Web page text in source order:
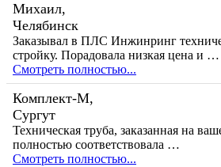
Михаил,
Челябинск
Заказывал в ПЛС Инжинринг
стройку. Порадовала низкая цена и …
Смотреть полностью...
Комплект-М,
Сургут
Техническая труба, заказанная на
полностью соответствовала …
Смотреть полностью...